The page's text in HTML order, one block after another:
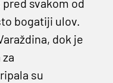
svakom od
bogatiji ulov.
dok je
su